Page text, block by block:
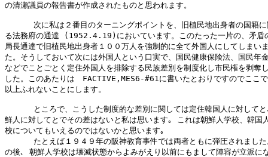
の清瀬議員の報告書が作成されたものと思われます。
次に私は２番目のターニングポイントを、旧植民地出身者の国籍
る法務府の通達 (1952.4.19)においています。このたった一片の、矛盾
局長通達で旧植民地出身者１００万人を強制的に全て外国人にしてしまい
た。そうしておいて次には外国人という口実で、国民健康保険法、国民年
などでことごとく定住外国人を排除する民族差別を制度化し市民権を剥奪
した。このあたりは　FACTIVE,MES6-#61に書いたとおりですのでここ
以上ふれないことにします。
ところで、こうした制度的な差別に関しては定住韓国人に対して
鮮人に対してとでその差はないと私は思います｡ これは朝鮮人学校、韓国
校についてもいえるのではないかと思います｡
たとえば１９４９年の阪神教育事件では両者ともに弾圧されまし
の後､ 朝鮮人学校は壊滅状態からよみがえり以前にもまして陣容が立派に